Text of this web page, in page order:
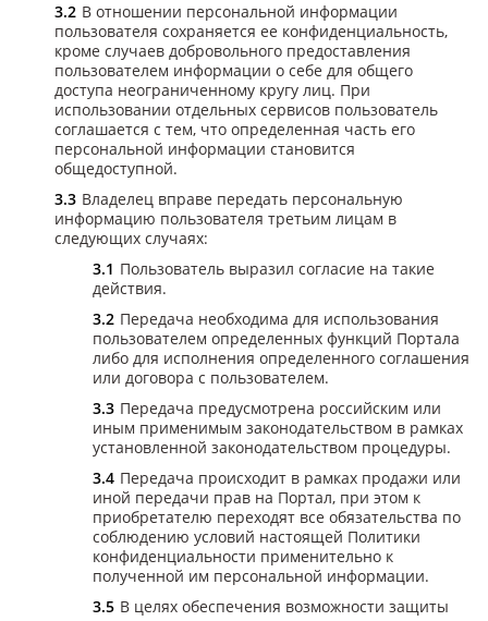
В отношении персональной информации
пользователя сохраняется ее конфиденциальность,
кроме случаев добровольного предоставления
пользователем информации о себе для общего
доступа неограниченному кругу лиц. При
использовании отдельных сервисов пользователь
соглашается с тем, что определенная часть его
персональной информации становится
общедоступной.
Владелец вправе передать персональную
информацию пользователя третьим лицам в
следующих случаях:
Пользователь выразил согласие на такие
действия.
Передача необходима для использования
пользователем определенных функций Портала
либо для исполнения определенного соглашения
или договора с пользователем.
Передача предусмотрена российским или
иным применимым законодательством в рамках
установленной законодательством процедуры.
Передача происходит в рамках продажи или
иной передачи прав на Портал, при этом к
приобретателю переходят все обязательства по
соблюдению условий настоящей Политики
конфиденциальности применительно к
полученной им персональной информации.
В целях обеспечения возможности защиты